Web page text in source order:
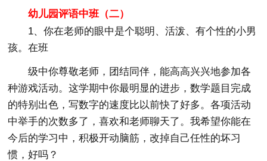
幼儿园评语中班（二）
1、你在老师的眼中是个聪明、活泼、有个性的小男
孩。在班
级中你尊敬老师，团结同伴，能高高兴兴地参加各
种游戏活动。这学期中你最明显的进步，数学题目完成
的特别出色，写数字的速度比以前快了好多。各项活动
中举手的次数多了，喜欢和老师聊天了。我希望你能在
今后的学习中，积极开动脑筋，改掉自己任性的坏习
惯，好吗？